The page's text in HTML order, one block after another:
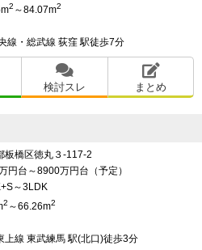
2 ～84.07m2
線・総武線 荻窪 駅徒歩7分
検討スレ まとめ
板橋区徳丸３-117-2
円台～8900万円台（予定）
～3LDK
2 ～66.26m2
上線 東武練馬 駅(北口)徒歩3分